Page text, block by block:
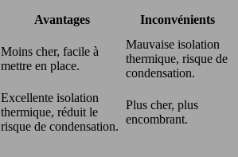
Avantages Inconvénients
Moins cher, facile à
mettre en place.
Mauvaise isolation
thermique, risque de
condensation.
Excellente isolation
thermique, réduit le
risque de condensation.
Plus cher, plus
encombrant.